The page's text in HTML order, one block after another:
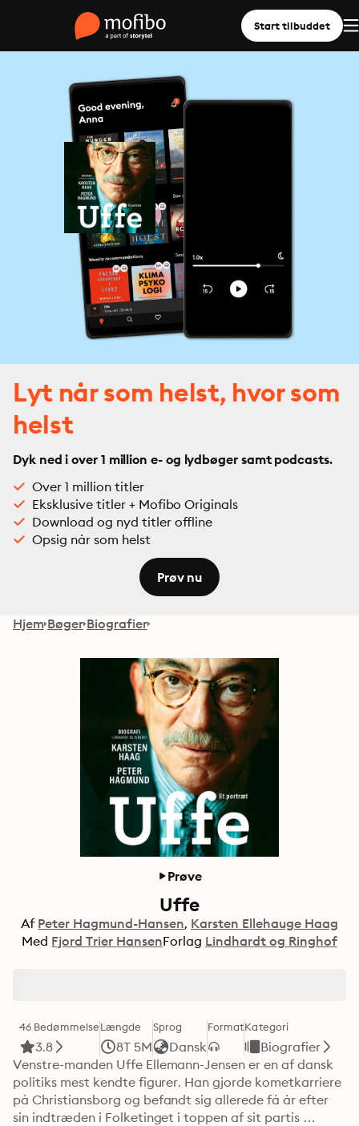
Start tilbuddet
Lyt når som helst, hvor som
helst
Dyk ned i over 1 million e- og lydbøger samt podcasts.
Over 1 million titler
Eksklusive titler + Mofibo Originals
Download og nyd titler offline
Opsig når som helst
Prøv nu
Hjem Bøger Biografier
Prøve
Uffe
Af Peter Hagmund-Hansen Karsten Ellehauge Haag
Med Fjord Trier HansenForlag Lindhardt og Ringhof
46 Bedømmelse
3.8
Længde
8T 5M
Sprog
Dansk
FormatKategori
Biografier
Venstre-manden Uffe Ellemann-Jensen er en af dansk
politiks mest kendte figurer. Han gjorde kometkarriere
på Christiansborg og befandt sig allerede få år efter
sin indtræden i Folketinget i toppen af sit partis